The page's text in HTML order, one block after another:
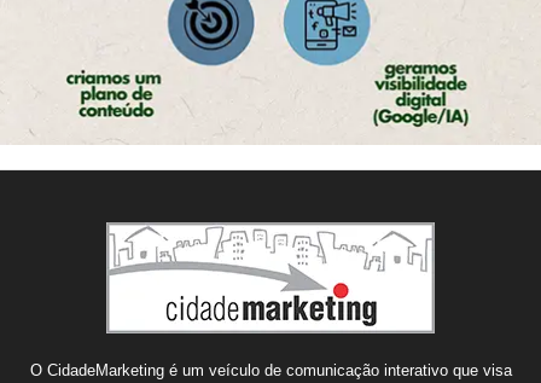
O CidadeMarketing é um veículo de comunicação interativo que visa